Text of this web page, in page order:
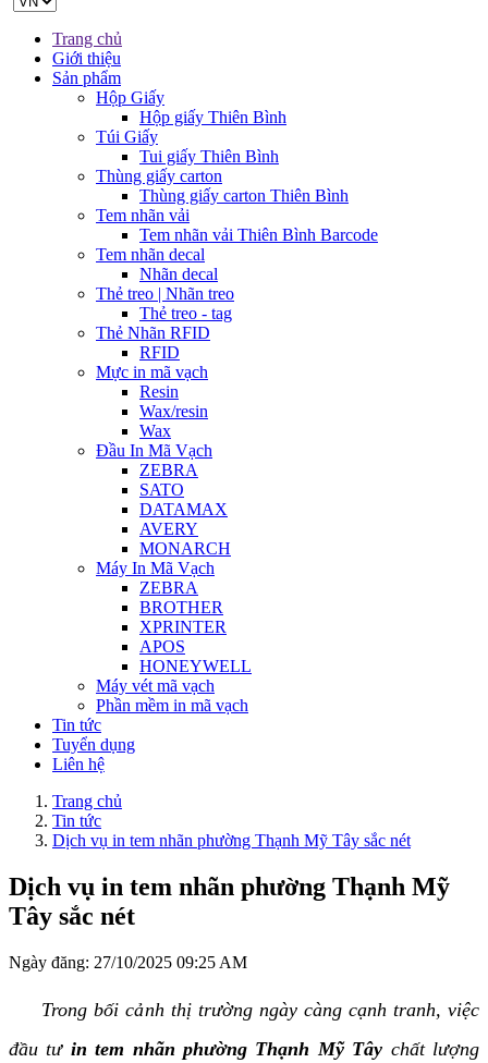
Trang chủ
Giới thiệu
Sản phẩm
Hộp Giấy
Hộp giấy Thiên Bình
Túi Giấy
Tui giấy Thiên Bình
Thùng giấy carton
Thùng giấy carton Thiên Bình
Tem nhãn vải
Tem nhãn vải Thiên Bình Barcode
Tem nhãn decal
Nhãn decal
Thẻ treo | Nhãn treo
Thẻ treo - tag
Thẻ Nhãn RFID
RFID
Mực in mã vạch
Resin
Wax/resin
Wax
Đầu In Mã Vạch
ZEBRA
SATO
DATAMAX
AVERY
MONARCH
Máy In Mã Vạch
ZEBRA
BROTHER
XPRINTER
APOS
HONEYWELL
Máy vét mã vạch
Phần mềm in mã vạch
Tin tức
Tuyển dụng
Liên hệ
Trang chủ
Tin tức
Dịch vụ in tem nhãn phường Thạnh Mỹ Tây sắc nét
Dịch vụ in tem nhãn phường Thạnh Mỹ
Tây sắc nét
Ngày đăng: 27/10/2025 09:25 AM
Trong bối cảnh thị trường ngày càng cạnh tranh, việc
đầu tưin tem nhãn phường Thạnh Mỹ Tây chất lượng